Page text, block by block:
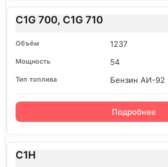
C1G 700, C1G 710
1237
54
Бензин АИ-92
Подробнее
C1H